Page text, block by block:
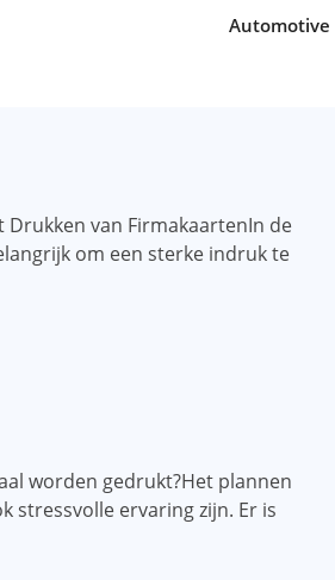
Automotive
van FirmakaartenIn de
om een ​​sterke indruk te
worden gedrukt?Het plannen
stressvolle ervaring zijn. Er is